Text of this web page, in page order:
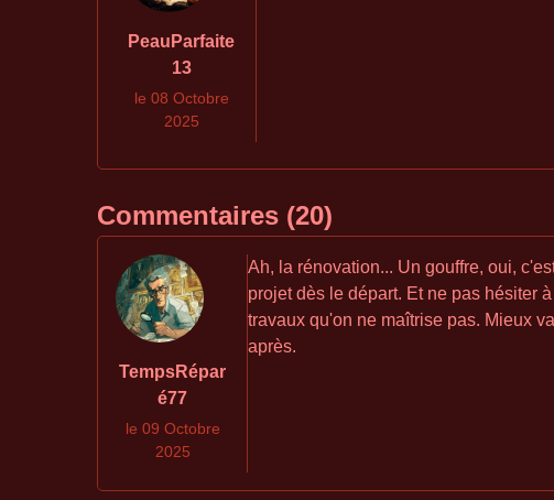
PeauParfaite
13
le 08 Octobre
2025
Commentaires (20)
TempsRépar
é77
le 09 Octobre
2025
Ah, la rénovation... Un gouffre, oui,
projet dès le départ. Et ne pas hésiter
travaux qu'on ne maîtrise pas. Mieux
après.